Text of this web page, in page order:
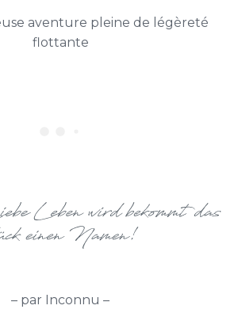
aventure pleine de légèreté
flottante
– par Inconnu –